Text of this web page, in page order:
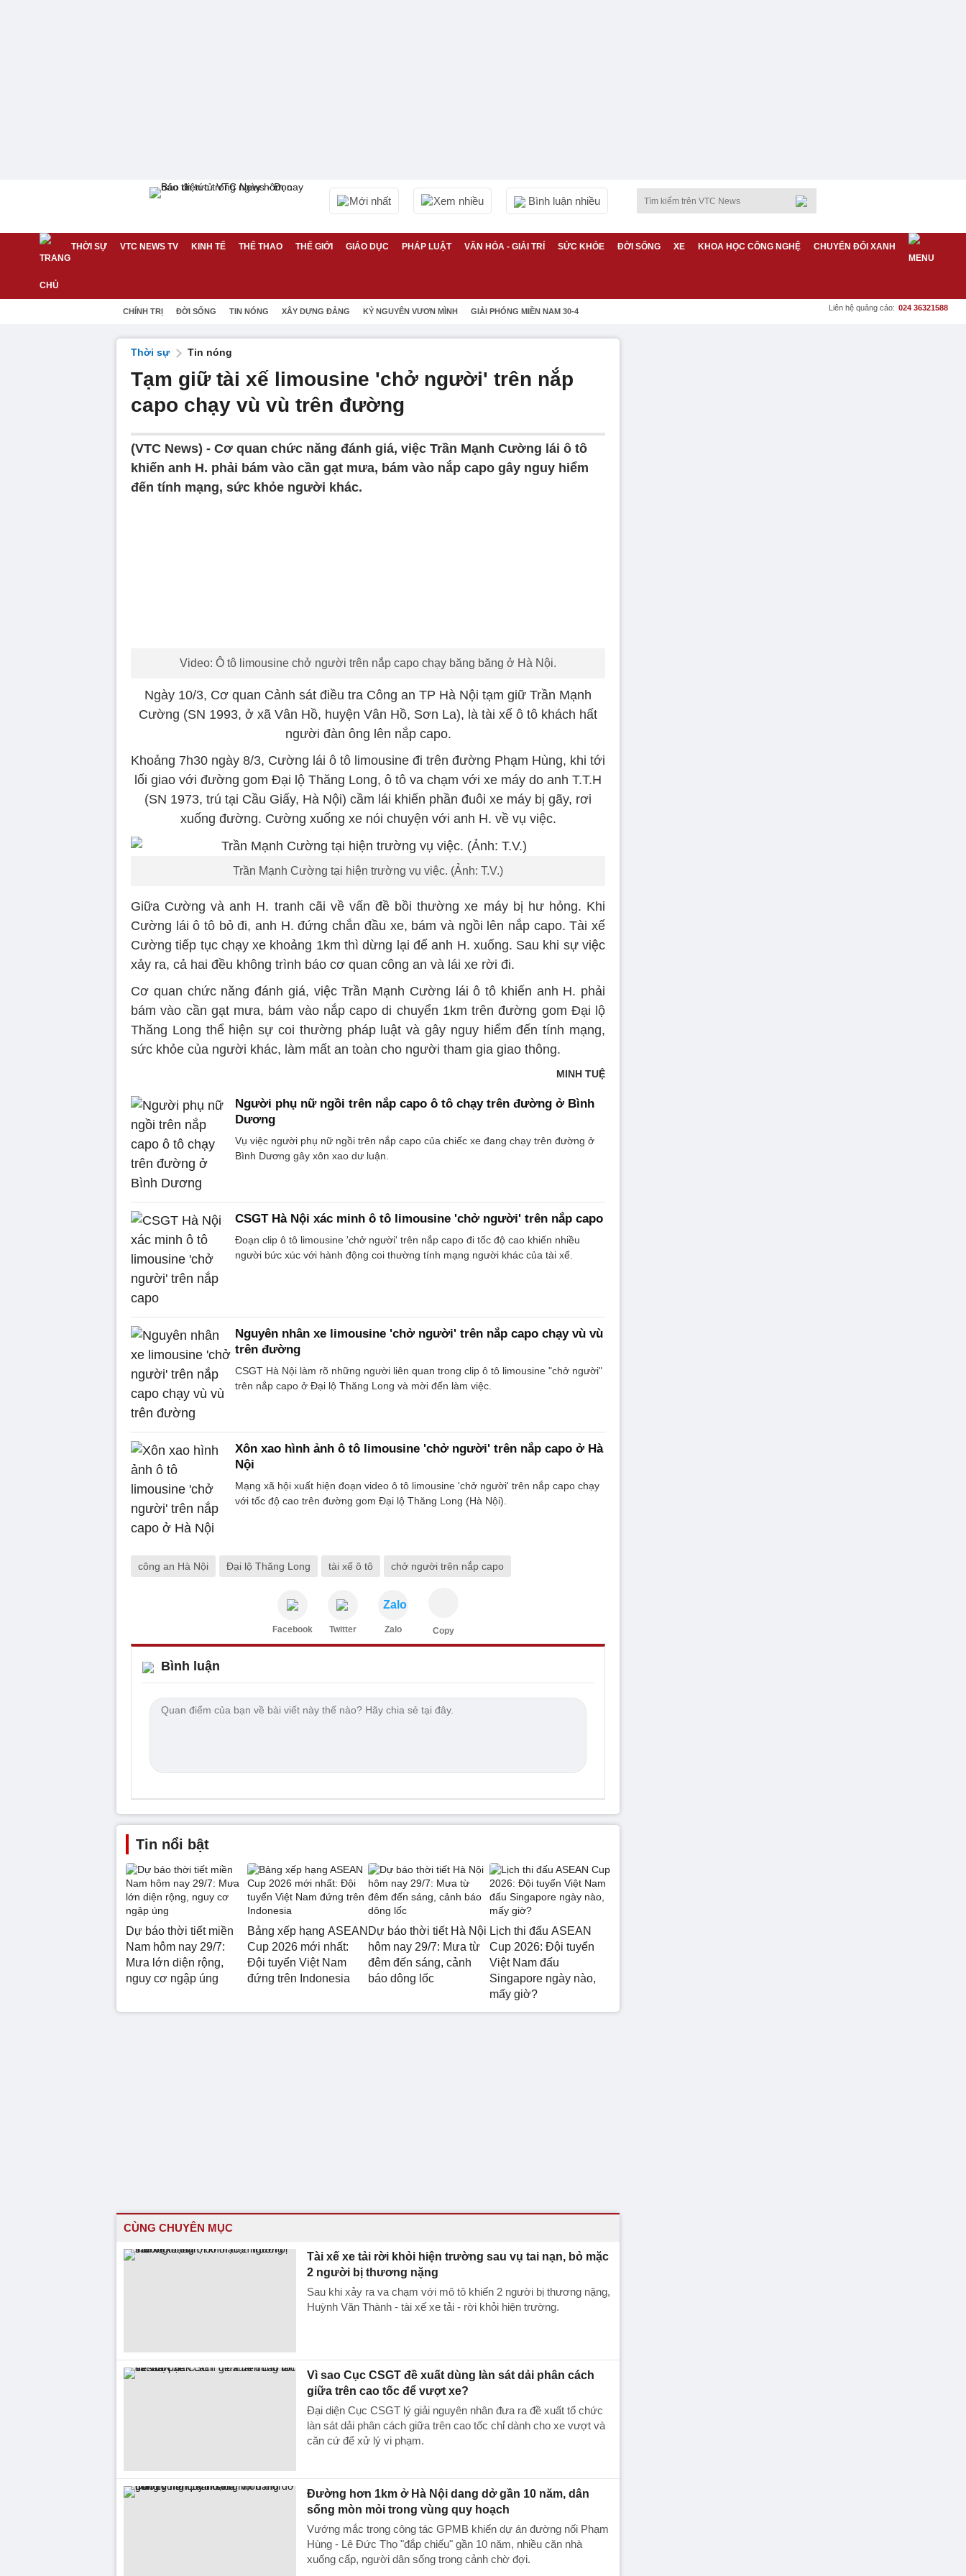
Mới nhất Xem nhiều Bình luận nhiều
THỜI SỰ VTC NEWS TV KINH TẾ THỂ THAO THẾ GIỚI GIÁO DỤC PHÁP LUẬT VĂN HÓA - GIẢI TRÍ SỨC KHỎE ĐỜI SỐNG XE KHOA HỌC CÔNG NGHỆ CHUYỂN ĐỔI XANH
CHÍNH TRỊ ĐỜI SỐNG TIN NÓNG XÂY DỰNG ĐẢNG KỶ NGUYÊN VƯƠN MÌNH GIẢI PHÓNG MIỀN NAM 30-4 Liên hệ quảng cáo: 024 36321588
Thời sự Tin nóng
Tạm giữ tài xế limousine 'chở người' trên nắp
capo chạy vù vù trên đường
(VTC News) - Cơ quan chức năng đánh giá, việc Trần Mạnh Cường lái ô tô
khiến anh H. phải bám vào cần gạt mưa, bám vào nắp capo gây nguy hiểm
đến tính mạng, sức khỏe người khác.
Video: Ô tô limousine chở người trên nắp capo chạy băng băng ở Hà Nội.
Ngày 10/3, Cơ quan Cảnh sát điều tra Công an TP Hà Nội tạm giữ Trần Mạnh
Cường (SN 1993, ở xã Vân Hồ, huyện Vân Hồ, Sơn La), là tài xế ô tô khách hất
người đàn ông lên nắp capo.
Khoảng 7h30 ngày 8/3, Cường lái ô tô limousine đi trên đường Phạm Hùng, khi tới
lối giao với đường gom Đại lộ Thăng Long, ô tô va chạm với xe máy do anh T.T.H
(SN 1973, trú tại Cầu Giấy, Hà Nội) cầm lái khiến phần đuôi xe máy bị gãy, rơi
xuống đường. Cường xuống xe nói chuyện với anh H. về vụ việc.
Trần Mạnh Cường tại hiện trường vụ việc. (Ảnh: T.V.)
Giữa Cường và anh H. tranh cãi về vấn đề bồi thường xe máy bị hư hỏng. Khi
Cường lái ô tô bỏ đi, anh H. đứng chắn đầu xe, bám và ngồi lên nắp capo. Tài xế
Cường tiếp tục chạy xe khoảng 1km thì dừng lại để anh H. xuống. Sau khi sự việc
xảy ra, cả hai đều không trình báo cơ quan công an và lái xe rời đi.
Cơ quan chức năng đánh giá, việc Trần Mạnh Cường lái ô tô khiến anh H. phải
bám vào cần gạt mưa, bám vào nắp capo di chuyển 1km trên đường gom Đại lộ
Thăng Long thể hiện sự coi thường pháp luật và gây nguy hiểm đến tính mạng,
sức khỏe của người khác, làm mất an toàn cho người tham gia giao thông.
MINH TUỆ
Người phụ nữ ngồi trên nắp capo ô tô chạy trên đường ở Bình
Dương
Vụ việc người phụ nữ ngồi trên nắp capo của chiếc xe đang chạy trên đường ở
Bình Dương gây xôn xao dư luận.
CSGT Hà Nội xác minh ô tô limousine 'chở người' trên nắp capo
Đoạn clip ô tô limousine 'chở người' trên nắp capo đi tốc độ cao khiến nhiều
người bức xúc với hành động coi thường tính mạng người khác của tài xế.
Nguyên nhân xe limousine 'chở người' trên nắp capo chạy vù vù
trên đường
CSGT Hà Nội làm rõ những người liên quan trong clip ô tô limousine "chở người"
trên nắp capo ở Đại lộ Thăng Long và mời đến làm việc.
Xôn xao hình ảnh ô tô limousine 'chở người' trên nắp capo ở Hà
Nội
Mạng xã hội xuất hiện đoạn video ô tô limousine 'chở người' trên nắp capo chạy
với tốc độ cao trên đường gom Đại lộ Thăng Long (Hà Nội).
công an Hà Nội Đại lộ Thăng Long tài xế ô tô chở người trên nắp capo
Facebook Twitter
Zalo
Zalo Copy
Bình luận
Tin nổi bật
Dự báo thời tiết miền
Nam hôm nay 29/7:
Mưa lớn diện rộng,
nguy cơ ngập úng
Bảng xếp hạng ASEAN
Cup 2026 mới nhất:
Đội tuyển Việt Nam
đứng trên Indonesia
Dự báo thời tiết Hà Nội
hôm nay 29/7: Mưa từ
đêm đến sáng, cảnh
báo dông lốc
Lịch thi đấu ASEAN
Cup 2026: Đội tuyển
Việt Nam đấu
Singapore ngày nào,
mấy giờ?
CÙNG CHUYÊN MỤC
Tài xế xe tải rời khỏi hiện trường sau vụ tai nạn, bỏ mặc
2 người bị thương nặng
Sau khi xảy ra va chạm với mô tô khiến 2 người bị thương nặng,
Huỳnh Văn Thành - tài xế xe tải - rời khỏi hiện trường.
Vì sao Cục CSGT đề xuất dùng làn sát dải phân cách
giữa trên cao tốc để vượt xe?
Đại diện Cục CSGT lý giải nguyên nhân đưa ra đề xuất tổ chức
làn sát dải phân cách giữa trên cao tốc chỉ dành cho xe vượt và
căn cứ để xử lý vi phạm.
Đường hơn 1km ở Hà Nội dang dở gần 10 năm, dân
sống mòn mỏi trong vùng quy hoạch
Vướng mắc trong công tác GPMB khiến dự án đường nối Phạm
Hùng - Lê Đức Thọ "đắp chiếu" gần 10 năm, nhiều căn nhà
xuống cấp, người dân sống trong cảnh chờ đợi.